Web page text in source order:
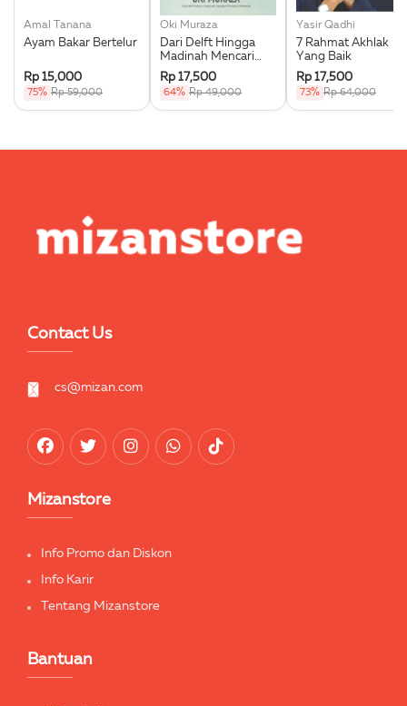
Amal Tanana
Ayam Bakar Bertelur
Rp 15,000
75% Rp 59,000
Oki Muraza
Dari Delft Hingga
Madinah Mencari
Ilmu Memungut
Hikmah
Rp 17,500
64% Rp 49,000
Yasir Qadhi
7 Rahmat Akhlak
Yang Baik
Rp 17,500
73% Rp 64,000
Contact Us
cs@mizan.com
Mizanstore
Info Promo dan Diskon
Info Karir
Tentang Mizanstore
Bantuan